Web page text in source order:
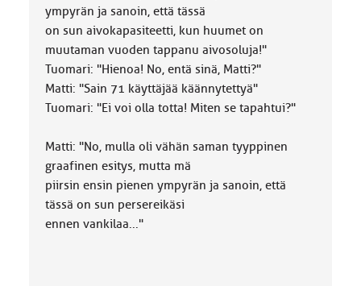
ympyrän ja sanoin, että tässä
on sun aivokapasiteetti, kun huumet on
muutaman vuoden tappanu aivosoluja!"
Tuomari: "Hienoa! No, entä sinä, Matti?"
Matti: "Sain 71 käyttäjää käännytettyä"
Tuomari: "Ei voi olla totta! Miten se tapahtui?"
Matti: "No, mulla oli vähän saman tyyppinen
graafinen esitys, mutta mä
piirsin ensin pienen ympyrän ja sanoin, että
tässä on sun persereikäsi
ennen vankilaa..."